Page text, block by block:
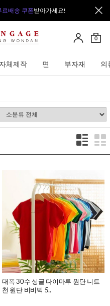
료배송 쿠폰받아가세요!
0
자체제작 면 부자재 의
대폭 30수 싱글 다이마루 원단 니트
천 원단 비비빅 5..